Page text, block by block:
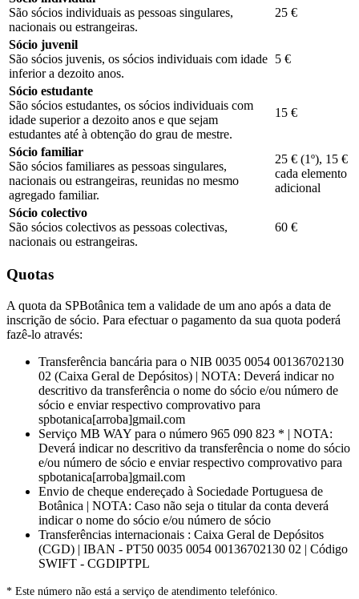
São sócios individuais as pessoas singulares,
nacionais ou estrangeiras.
25 €
Sócio juvenil
São sócios juvenis, os sócios individuais com idade
inferior a dezoito anos.
5 €
Sócio estudante
São sócios estudantes, os sócios individuais com
idade superior a dezoito anos e que sejam
estudantes até à obtenção do grau de mestre.
15 €
Sócio familiar
São sócios familiares as pessoas singulares,
nacionais ou estrangeiras, reunidas no mesmo
agregado familiar.
25 € (1º), 15 €
cada elemento
adicional
Sócio colectivo
São sócios colectivos as pessoas colectivas,
nacionais ou estrangeiras.
60 €
Quotas
A quota da SPBotânica tem a validade de um ano após a data de
inscrição de sócio. Para efectuar o pagamento da sua quota poderá
fazê-lo através:
Transferência bancária para o NIB 0035 0054 00136702130
02 (Caixa Geral de Depósitos) | NOTA: Deverá indicar no
descritivo da transferência o nome do sócio e/ou número de
sócio e enviar respectivo comprovativo para
spbotanica[arroba]gmail.com
Serviço MB WAY para o número 965 090 823 * | NOTA:
Deverá indicar no descritivo da transferência o nome do sócio
e/ou número de sócio e enviar respectivo comprovativo para
spbotanica[arroba]gmail.com
Envio de cheque endereçado à Sociedade Portuguesa de
Botânica | NOTA: Caso não seja o titular da conta deverá
indicar o nome do sócio e/ou número de sócio
Transferências internacionais : Caixa Geral de Depósitos
(CGD) | IBAN - PT50 0035 0054 00136702130 02 | Código
SWIFT - CGDIPTPL
* Este número não está a serviço de atendimento telefónico.